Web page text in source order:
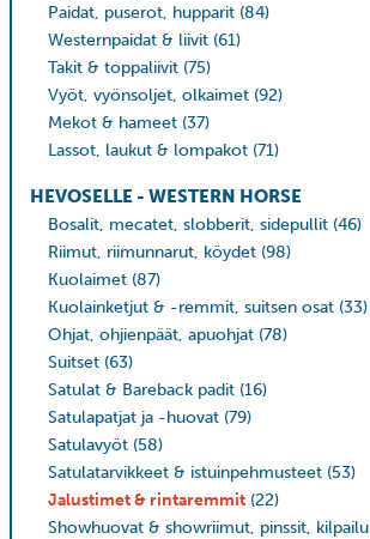
Paidat, puserot, hupparit (84)
Westernpaidat & liivit (61)
Takit & toppaliivit (75)
Vyöt, vyönsoljet, olkaimet (92)
Mekot & hameet (37)
Lassot, laukut & lompakot (71)
HEVOSELLE - WESTERN HORSE
Bosalit, mecatet, slobberit, sidepullit (46)
Riimut, riimunnarut, köydet (98)
Kuolaimet (87)
Kuolainketjut & -remmit, suitsen osat (33)
Ohjat, ohjienpäät, apuohjat (78)
Suitset (63)
Satulat & Bareback padit (16)
Satulapatjat ja -huovat (79)
Satulavyöt (58)
Satulatarvikkeet & istuinpehmusteet (53)
Jalustimet & rintaremmit (22)
Showhuovat & showriimut, pinssit, kilpailu